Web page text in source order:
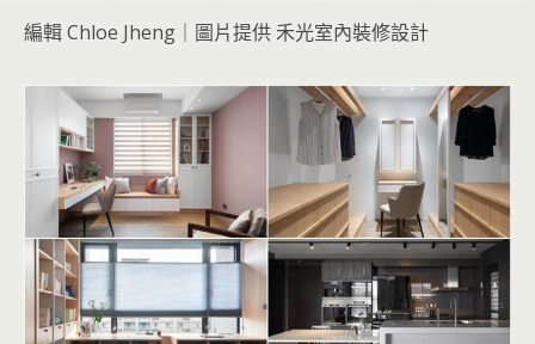
編輯 Chloe Jheng｜圖片提供 禾光室內裝修設計